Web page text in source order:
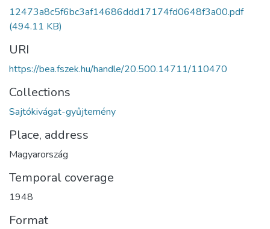
12473a8c5f6bc3af14686ddd17174fd0648f3a00.pdf
(494.11 KB)
URI
https://bea.fszek.hu/handle/20.500.14711/110470
Collections
Sajtókivágat-gyűjtemény
Place, address
Magyarország
Temporal coverage
1948
Format